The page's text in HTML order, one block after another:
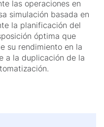
las operaciones en
simulación basada en
la planificación del
óptima que
su rendimiento en la
a la duplicación de la